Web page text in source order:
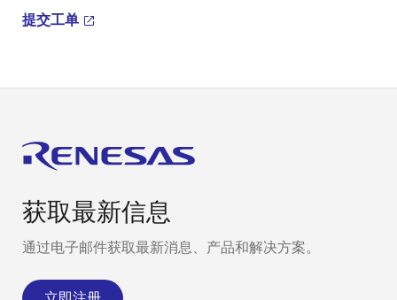
提交工单
获取最新信息
通过电子邮件获取最新消息、产品和解决方案。